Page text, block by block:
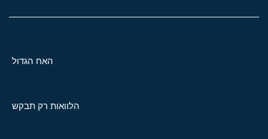
האח הגדול
הלוואות רק תבקש